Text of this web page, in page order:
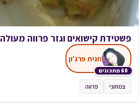
פשטידת קישואים וגזר פרווה מעולה
60 מתכונים
חגית פרג'ון
צמחוני פרווה